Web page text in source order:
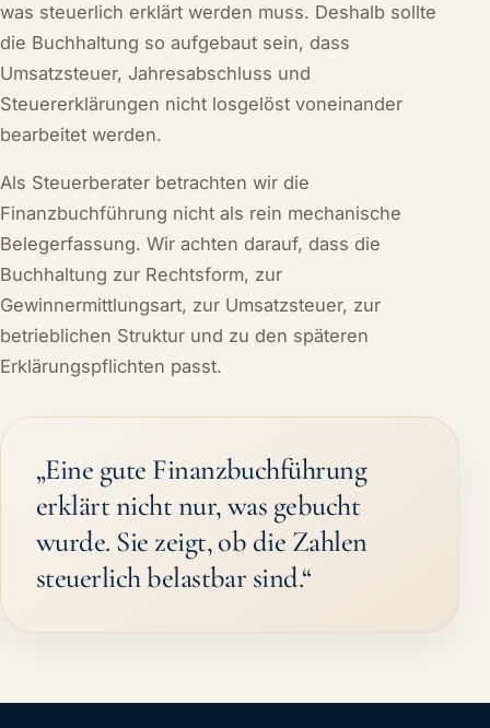
was steuerlich erklärt werden muss. Deshalb sollte
die Buchhaltung so aufgebaut sein, dass
Umsatzsteuer, Jahresabschluss und
Steuererklärungen nicht losgelöst voneinander
bearbeitet werden.
Als Steuerberater betrachten wir die
Finanzbuchführung nicht als rein mechanische
Belegerfassung. Wir achten darauf, dass die
Buchhaltung zur Rechtsform, zur
Gewinnermittlungsart, zur Umsatzsteuer, zur
betrieblichen Struktur und zu den späteren
Erklärungspflichten passt.
„Eine gute Finanzbuchführung
erklärt nicht nur, was gebucht
wurde. Sie zeigt, ob die Zahlen
steuerlich belastbar sind.“